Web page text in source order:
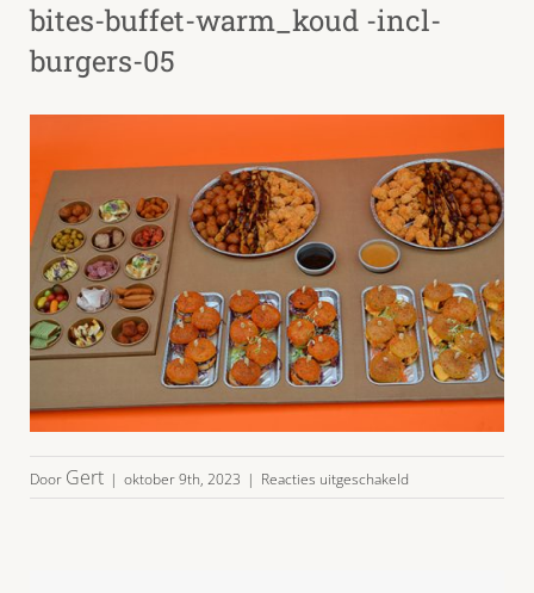
bites-buffet-warm_koud -incl-
burgers-05
Door Gert | oktober 9th, 2023 | Reacties uitgeschakeld
bites-